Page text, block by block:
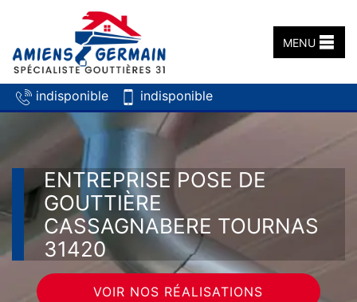
indisponible indisponible
MENU
ENTREPRISE POSE DE
GOUTTIÈRE
CASSAGNABERE TOURNAS
31420
VOIR NOS RÉALISATIONS